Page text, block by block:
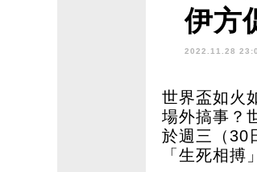
伊方
2022.11.28
世界盃如火
場外搞事？
於週三（30
「生死相搏